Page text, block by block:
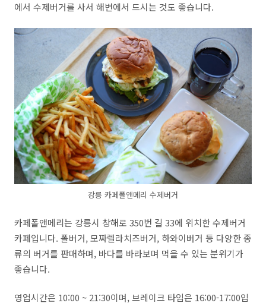
에서 수제버거를 사서 해변에서 드시는 것도 좋습니다.
강릉 카페폴앤메리 수제버거
카페폴앤메리는 강릉시 창해로 350번 길 33에 위치한 수제버거
카페입니다. 폴버거, 모짜렐라치즈버거, 하와이버거 등 다양한 종
류의 버거를 판매하며, 바다를 바라보며 먹을 수 있는 분위기가
좋습니다.
영업시간은 10:00 ~ 21:30이며, 브레이크 타임은 16:00-17:00입